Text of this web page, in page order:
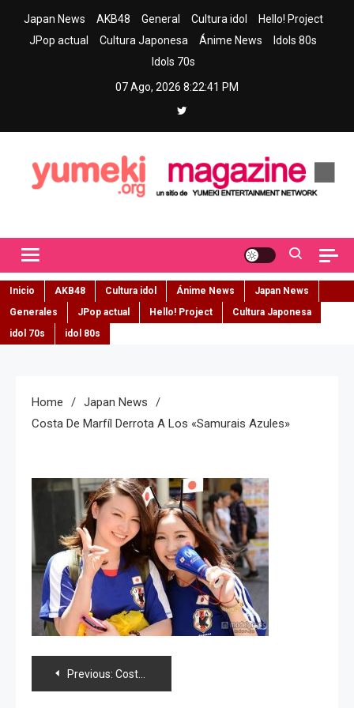
Japan News AKB48 General Cultura idol
Hello! Project
JPop actual
Cultura Japonesa Ánime News
Idols 80s
Idols 70s
07 Ago, 2026 8:22:42 PM
Inicio AKB48 Cultura idol Ánime News
Japan News
Generales
JPop actual Hello! Project
Cultura Japonesa
idol 70s
idol 80s
Home
Japan News
Costa De Marfíl Derrota A Los «Samurais Azules»
Navegación
Previous: Costa de Marfíl derrota a los «Samurais Azules»